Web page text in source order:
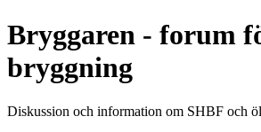
Bryggaren - forum
bryggning
Diskussion och information om SHBF och